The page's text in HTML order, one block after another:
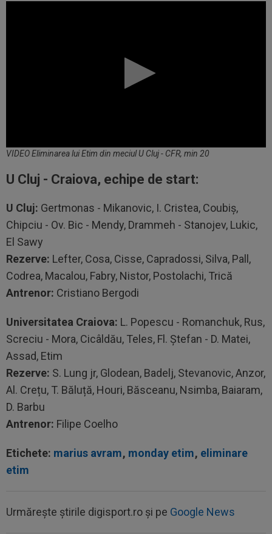
VIDEO Eliminarea lui Etim din meciul U Cluj - CFR, min 20
U Cluj - Craiova, echipe de start:
U Cluj: Gertmonas - Mikanovic, I. Cristea, Coubiș,
Chipciu - Ov. Bic - Mendy, Drammeh - Stanojev, Lukic,
El Sawy
Rezerve: Lefter, Cosa, Cisse, Capradossi, Silva, Pall,
Codrea, Macalou, Fabry, Nistor, Postolachi, Trică
Antrenor: Cristiano Bergodi
Universitatea Craiova: L. Popescu - Romanchuk, Rus,
Screciu - Mora, Cicâldău, Teles, Fl. Ștefan - D. Matei,
Assad, Etim
Rezerve: S. Lung jr, Glodean, Badelj, Stevanovic, Anzor,
Al. Crețu, T. Băluță, Houri, Băsceanu, Nsimba, Baiaram,
D. Barbu
Antrenor: Filipe Coelho
Etichete: marius avram, monday etim, eliminare
etim
Urmărește știrile digisport.ro și pe Google News
la fotbal, după umilința din Gruia...